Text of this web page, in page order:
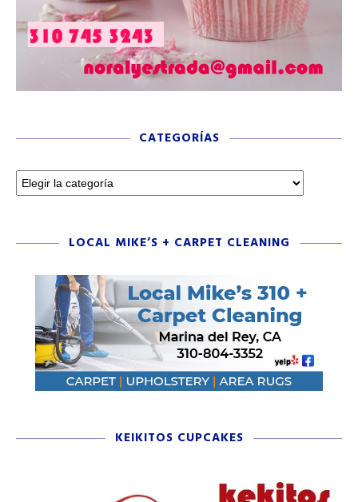
CATEGORÍAS
LOCAL MIKE’S + CARPET CLEANING
KEIKITOS CUPCAKES